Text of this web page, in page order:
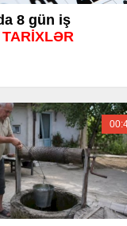
8 gün iş
TARİXLƏR